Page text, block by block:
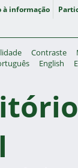
à informação
Contraste
English